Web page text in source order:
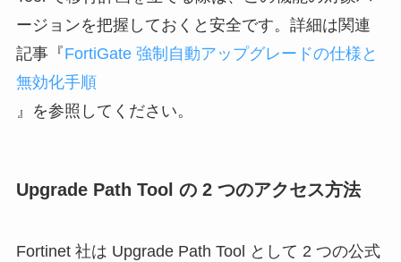
ージョンを把握しておくと安全です。詳細は関連
記事『FortiGate 強制自動アップグレードの仕様と
無効化手順
』を参照してください。
Upgrade Path Tool の 2 つのアクセス方法
Fortinet 社は Upgrade Path Tool として 2 つの公式